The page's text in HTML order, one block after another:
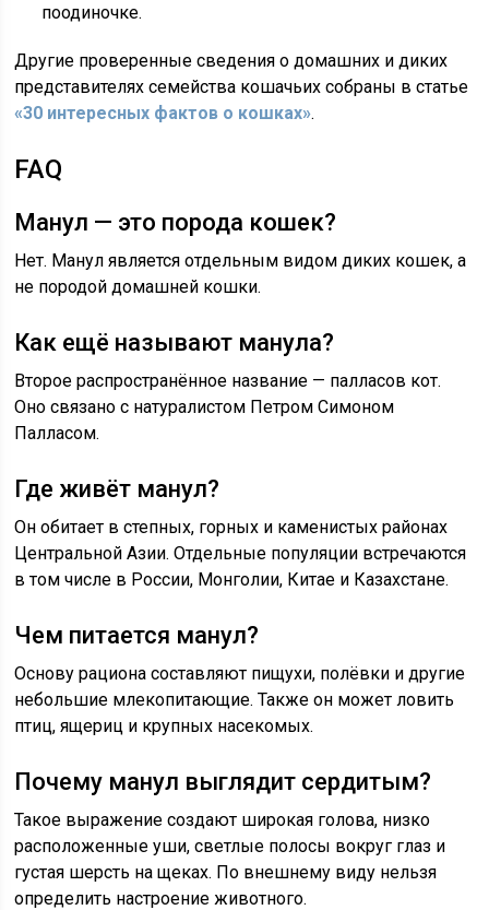
поодиночке.
Другие проверенные сведения о домашних и диких
представителях семейства кошачьих собраны в статье
«30 интересных фактов о кошках».
FAQ
Манул — это порода кошек?
Нет. Манул является отдельным видом диких кошек, а
не породой домашней кошки.
Как ещё называют манула?
Второе распространённое название — палласов кот.
Оно связано с натуралистом Петром Симоном
Палласом.
Где живёт манул?
Он обитает в степных, горных и каменистых районах
Центральной Азии. Отдельные популяции встречаются
в том числе в России, Монголии, Китае и Казахстане.
Чем питается манул?
Основу рациона составляют пищухи, полёвки и другие
небольшие млекопитающие. Также он может ловить
птиц, ящериц и крупных насекомых.
Почему манул выглядит сердитым?
Такое выражение создают широкая голова, низко
расположенные уши, светлые полосы вокруг глаз и
густая шерсть на щеках. По внешнему виду нельзя
определить настроение животного.